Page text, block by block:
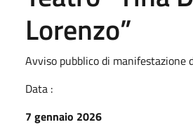
Lorenzo”
Avviso pubblico di manifestazione
Data :
7 gennaio 2026